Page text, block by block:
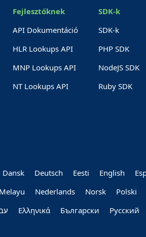
Fejlesztőknek
API Dokumentáció
HLR Lookups API
MNP Lookups API
NT Lookups API
SDK-k
SDK-k
PHP SDK
NodeJS SDK
Ruby SDK
Dansk Deutsch Eesti English
Melayu Nederlands Norsk
Polski
Ελληνικά Български Руccкий